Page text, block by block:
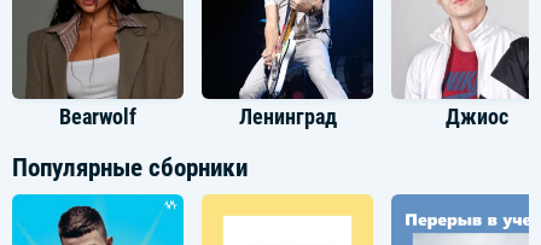
Не подставь под удар плечо
Будь в бою ты всегда решительным
Сердце чувствуй своё горячо"
Здесь тайга за тебя помолится
Bearwolf Ленинград Джиос
Популярные сборники